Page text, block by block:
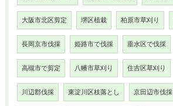
大阪市北区剪定 堺区植栽 柏原市草刈り
長岡京市伐採 姫路市で伐採 垂水区で伐採
高槻市で剪定 八幡市草刈り 住吉区草刈り
川辺郡伐採 東淀川区枝落とし 京田辺市伐採